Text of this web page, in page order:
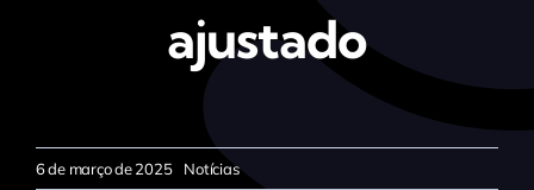
ajustado
6 de março de 2025 Notícias